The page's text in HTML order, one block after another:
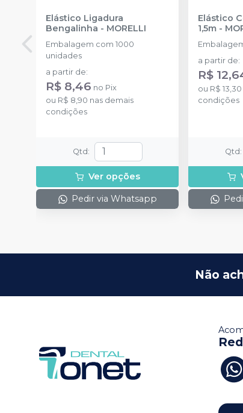
Elástico Ligadura
Bengalinha - MORELLI
Embalagem com 1000
unidades
a partir de:
R$ 8,46 no Pix
ou R$ 8,90 nas demais
condições
Qtd :
Ver opções
Pedir via Whatsapp
Elástico
1,5m -
a partir de:
R$
ou R$ 13,30
condições
Qtd :
Não